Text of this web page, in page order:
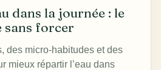
dans la journée : le
sans forcer
des micro-habitudes et des
mieux répartir l’eau dans